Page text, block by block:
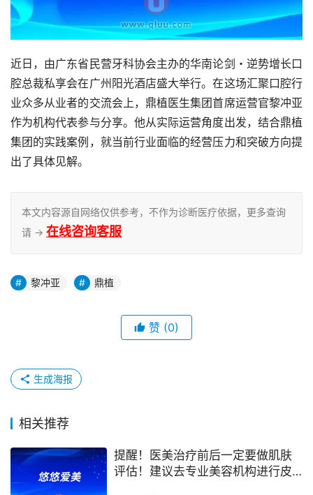
近日，由广东省民营牙科协会主办的华南论剑・逆势增长口
腔总裁私享会在广州阳光酒店盛大举行。在这场汇聚口腔行
业众多从业者的交流会上，鼎植医生集团首席运营官黎冲亚
作为机构代表参与分享。他从实际运营角度出发，结合鼎植
集团的实践案例，就当前行业面临的经营压力和突破方向提
出了具体见解。
本文内容源自网络仅供参考，不作为诊断医疗依据，更多查询
请 → 在线咨询客服
黎冲亚 鼎植
赞 (0)
生成海报
相关推荐
提醒！医美治疗前后一定要做肌肤
评估！建议去专业美容机构进行皮